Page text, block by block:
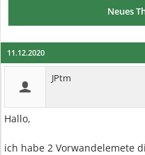
Neues
11.12.2020
JPtm
Hallo,
ich habe 2 Vorwandelemete